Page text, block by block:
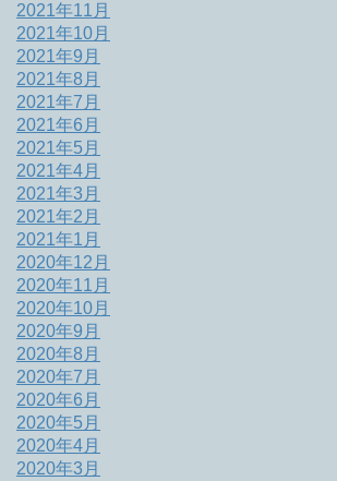
2021年11月
2021年10月
2021年9月
2021年8月
2021年7月
2021年6月
2021年5月
2021年4月
2021年3月
2021年2月
2021年1月
2020年12月
2020年11月
2020年10月
2020年9月
2020年8月
2020年7月
2020年6月
2020年5月
2020年4月
2020年3月